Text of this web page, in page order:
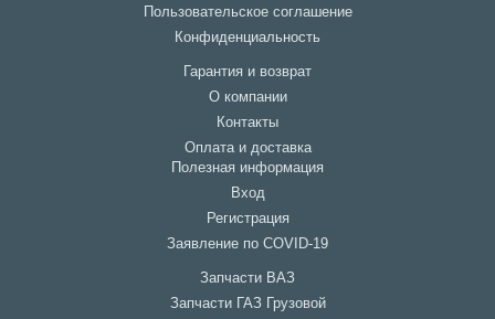
Пользовательское соглашение
Конфиденциальность
Гарантия и возврат
О компании
Контакты
Оплата и доставка
Полезная информация
Вход
Регистрация
Заявление по COVID-19
Запчасти ВАЗ
Запчасти ГАЗ Грузовой